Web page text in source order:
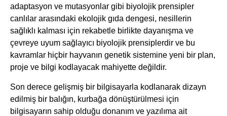
adaptasyon ve mutasyonlar gibi biyolojik prensipler
canlılar arasındaki ekolojik gıda dengesi, nesillerin
sağlıklı kalması için rekabetle birlikte dayanışma ve
çevreye uyum sağlayıcı biyolojik prensiplerdir ve bu
kavramlar hiçbir hayvanın genetik sistemine yeni bir plan,
proje ve bilgi kodlayacak mahiyette değildir.
Son derece gelişmiş bir bilgisayarla kodlanarak dizayn
edilmiş bir balığın, kurbağa dönüştürülmesi için
bilgisayarın sahip olduğu donanım ve yazılıma ait